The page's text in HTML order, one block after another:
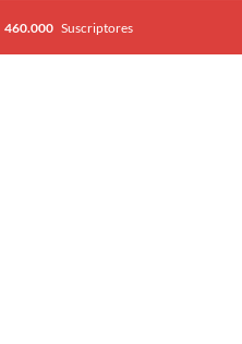
460.000 Suscriptores